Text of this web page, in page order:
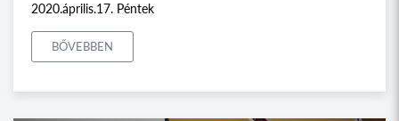
2020.április.17. Péntek
BŐVEBBEN